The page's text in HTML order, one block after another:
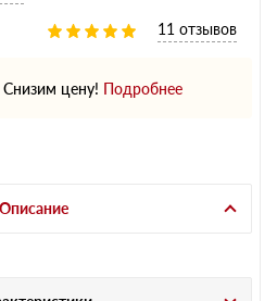
11 отзывов
цену! Подробнее
Описание